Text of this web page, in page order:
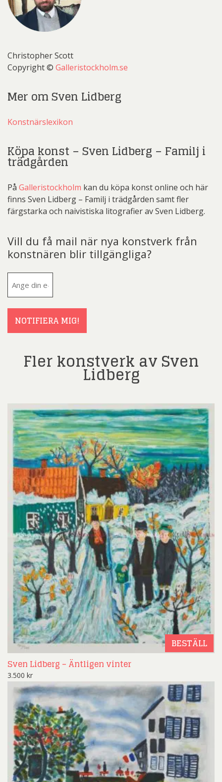
Christopher Scott
Copyright © Galleristockholm.se
Mer om Sven Lidberg
Konstnärslexikon
Köpa konst – Sven Lidberg – Familj i
trädgården
På Galleristockholm kan du köpa konst online och här
finns Sven Lidberg – Familj i trädgården samt fler
färgstarka och naivistiska litografier av Sven Lidberg.
Vill du få mail när nya konstverk från
konstnären blir tillgängliga?
NOTIFIERA MIG!
Fler konstverk av Sven
Lidberg
BESTÄLL
Sven Lidberg – Äntligen vinter
3.500 kr